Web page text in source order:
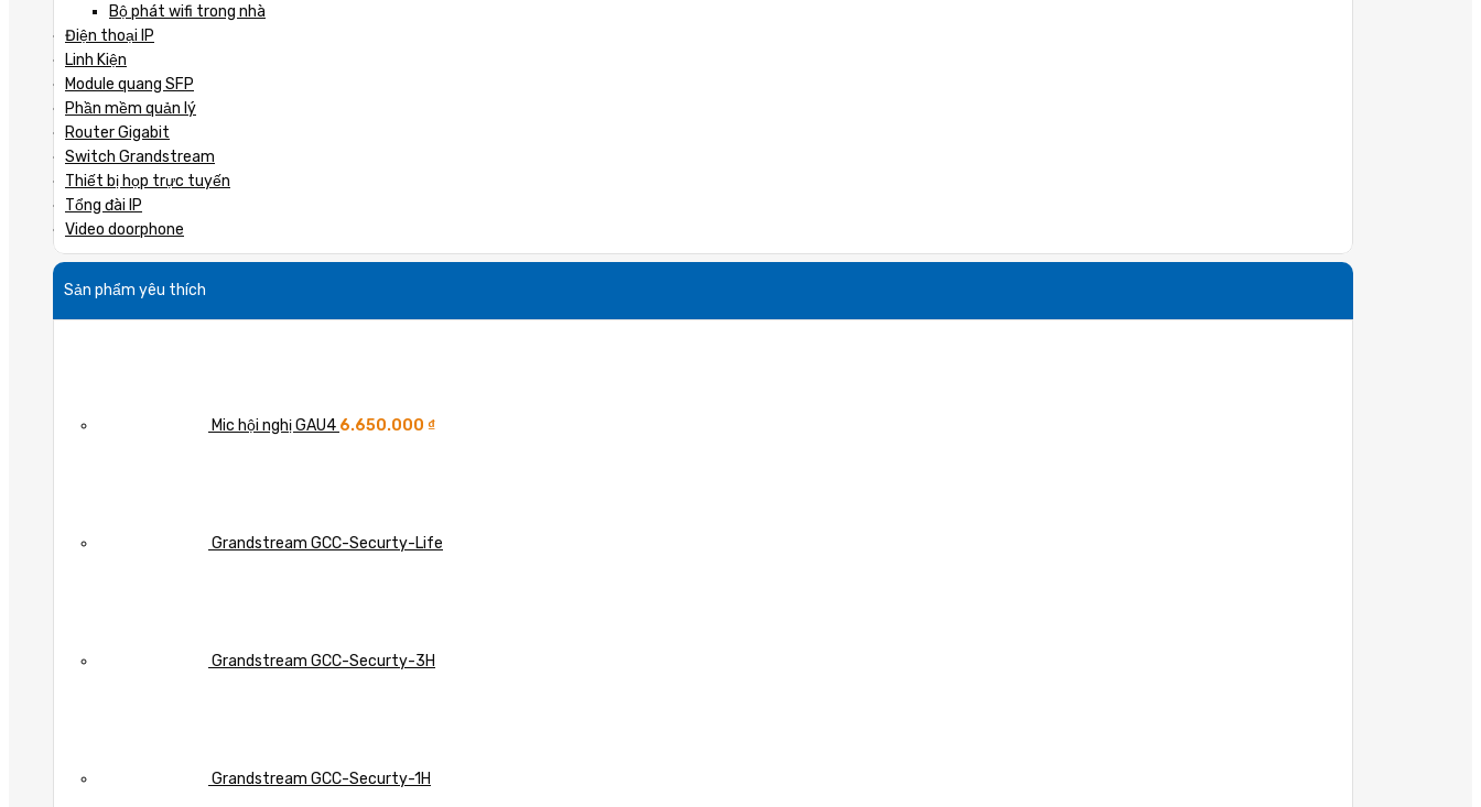
Bộ phát wifi trong nhà
Điện thoại IP
Linh Kiện
Module quang SFP
Phần mềm quản lý
Router Gigabit
Switch Grandstream
Thiết bị họp trực tuyến
Tổng đài IP
Video doorphone
Sản phẩm yêu thích
Mic hội nghị GAU4 6.650.000 ₫
Grandstream GCC-Securty-Life
Grandstream GCC-Securty-3H
Grandstream GCC-Securty-1H